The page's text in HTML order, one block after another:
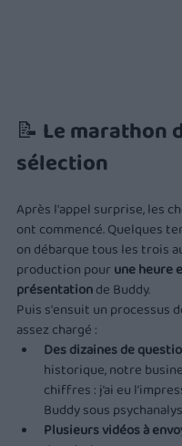
📝 Le marathon
sélection
Après l'appel surprise, les
ont commencé. Quelques
on débarque tous les trois
production pour une heure
présentation de Buddy.
Puis s'ensuit un processus
assez chargé :
Des dizaines de
historique, notre
chiffres : j’ai eu
Buddy sous
Plusieurs vidéos à